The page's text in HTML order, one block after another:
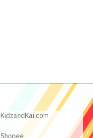
KidzandKai.com